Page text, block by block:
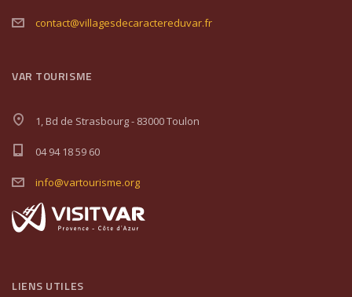
contact@villagesdecaractereduvar.fr
VAR TOURISME
1, Bd de Strasbourg - 83000 Toulon
04 94 18 59 60
info@vartourisme.org
LIENS UTILES